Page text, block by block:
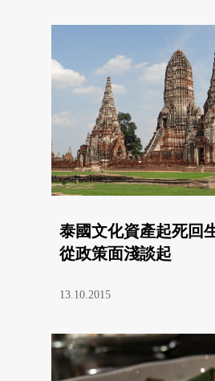
泰國文化資產起死回
從政策面淺談起
13.10.2015